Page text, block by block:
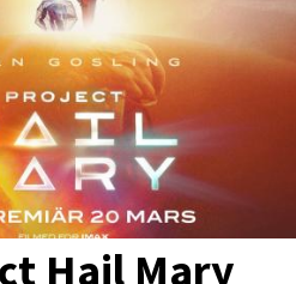
Hail Mary